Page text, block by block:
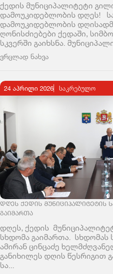
ქედის მუნიციპალიტეტი
დამოუკიდებლობის დღეს!
დამოუკიდებლობის
ღონისძიებები ქედაში,
სკვერში გაიხსნა.
ვრცლად ნახვა
24 აპრილი 2026 ᲡᲐᲙᲠᲔᲑᲣᲚᲝ
ᲓᲦᲔᲡ ᲥᲔᲓᲘᲡ ᲛᲣᲜᲘᲪᲘᲞᲐᲚᲘᲢᲔᲢᲘᲡ
ᲒᲐᲘᲛᲐᲠᲗᲐ
დღეს, ქედის
სხდომა გაიმართა.
ამირან ცინცაძე
განიხილეს დღის წესრიგით
სა...